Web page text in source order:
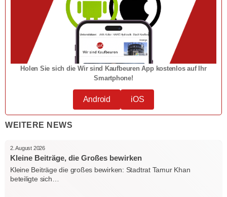
Holen Sie sich die Wir sind Kaufbeuren App kostenlos auf Ihr
Smartphone!
Android iOS
WEITERE NEWS
2. August 2026
Kleine Beiträge, die Großes bewirken
Kleine Beiträge die großes bewirken: Stadtrat Tamur Khan
beteiligte sich…